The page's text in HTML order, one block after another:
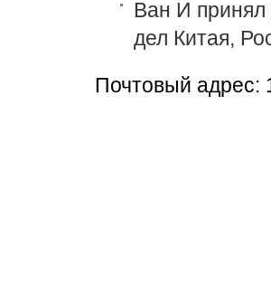
Ван И принял
дел Китая,
Почтовый адрес: